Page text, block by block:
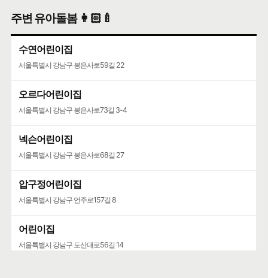
주변 유아돌봄 👩🏻‍🍼
수연어린이집
서울특별시 강남구 봉은사로59길 22
오르다어린이집
서울특별시 강남구 봉은사로73길 3-4
넥슨어린이집
서울특별시 강남구 봉은사로68길 27
압구정어린이집
서울특별시 강남구 언주로157길 8
어린이집
서울특별시 강남구 도산대로56길 14